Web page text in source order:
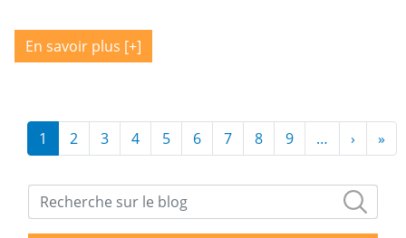
En savoir plus
Pagination
1 2 3 4 5 6 7 8 9 … › Page
»